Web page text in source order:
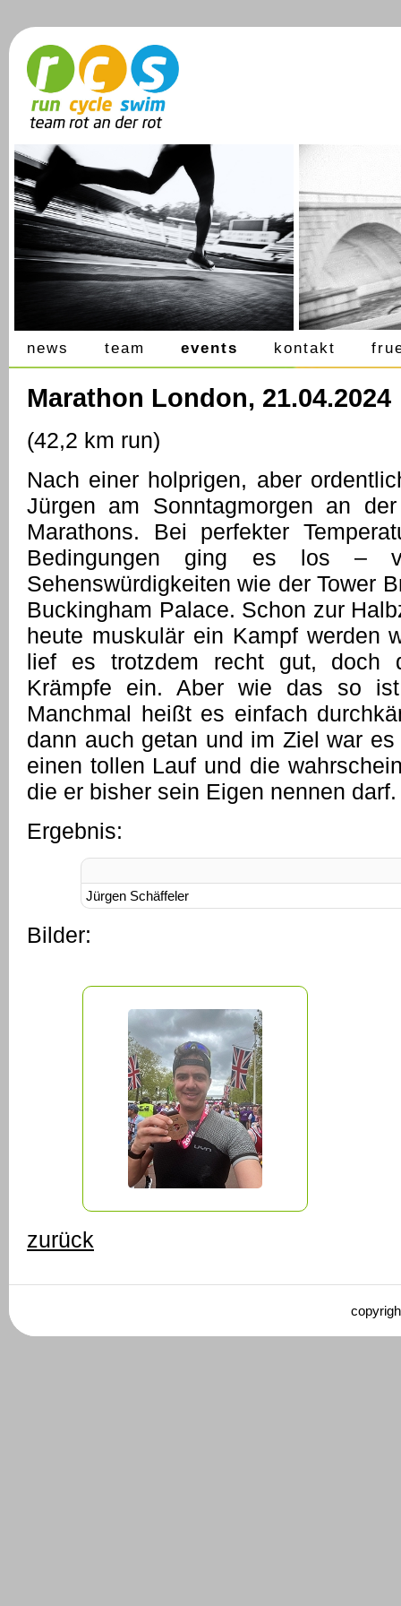
news team events kontakt
Marathon London, 21.04.2024
(42,2 km run)
Nach einer holprigen, aber
Jürgen am Sonntagmorgen an
Marathons. Bei perfekter
Bedingungen ging es los –
Sehenswürdigkeiten wie der Tower
Buckingham Palace. Schon zur
heute muskulär ein Kampf werden
lief es trotzdem recht gut, doch
Krämpfe ein. Aber wie das so
Manchmal heißt es einfach
dann auch getan und im Ziel war
einen tollen Lauf und die
die er bisher sein Eigen nennen darf.
Ergebnis:
Jürgen Schäffeler
Bilder:
zurück